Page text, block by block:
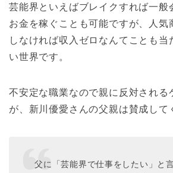
芸能界といえばブレイクすれば一般
お金を稼ぐことも可能ですが、人気
しなければ収入ゼロなんてことも当
い世界です。
不安定な職業なので親に反対される
が、新川優愛さんの父親は賛成して
父に「芸能界で仕事をしたい」と